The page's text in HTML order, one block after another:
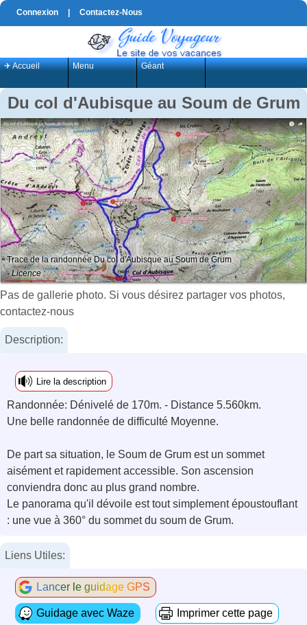
Connexion Contactez-Nous
✈ Accueil Menu Géant
Du col d'Aubisque au Soum de Grum
Trace de la randonnée Du col d'Aubisque au Soum de Grum
- Licence :
Pas de gallerie photo. Si vous désirez partager vos photos,
contactez-nous
Description:
Lire la description
Randonnée: Dénivelé de 170m. - Distance 5.560km.
Une belle randonnée de difficulté Moyenne.
De part sa situation, le Soum de Grum est un sommet
aisément et rapidement accessible. Son ascension
conviendra donc au plus grand nombre.
Le panorama qu'il dévoile est tout simplement époustouflant
: une vue à 360° du sommet du soum de Grum.
Liens Utiles:
Lancer le guidage GPS
Guidage avec Waze Imprimer cette page